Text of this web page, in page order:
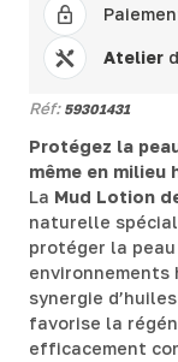
Atelier
Réf: 59301431
Protégez la
même en milieu
La Mud Lotion
naturelle
protéger la
environnements
synergie
favorise la
efficacement